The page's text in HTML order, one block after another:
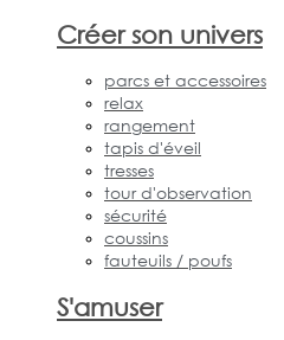
Créer son univers
parcs et accessoires
relax
rangement
tapis d'éveil
tresses
tour d'observation
sécurité
coussins
fauteuils / poufs
S'amuser